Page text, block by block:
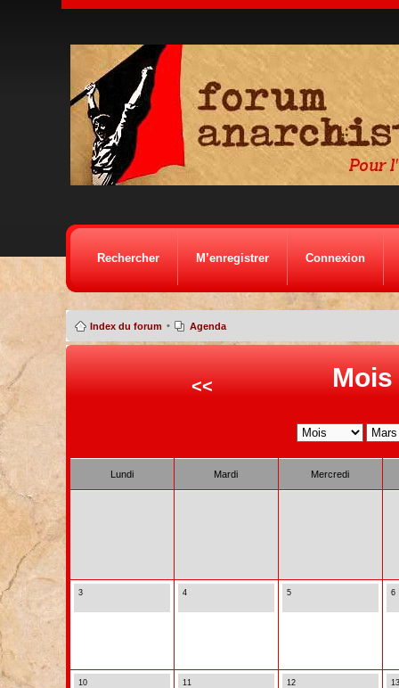
Rechercher M’enregistrer Connexion
Index du forum • Agenda
<< Mois
Lundi Mardi Mercredi
3 4 5 6
10 11 12 13